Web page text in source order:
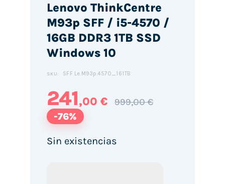
Lenovo ThinkCentre
M93p SFF / i5-4570 /
16GB DDR3 1TB SSD
Windows 10
SKU: SFF.Le.M93p.4570_161TB
241,00 € 999,00 €
-76%
Sin existencias